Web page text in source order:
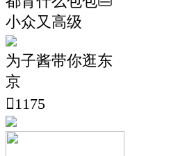
小众又高级
为子酱带你逛东
京
1175